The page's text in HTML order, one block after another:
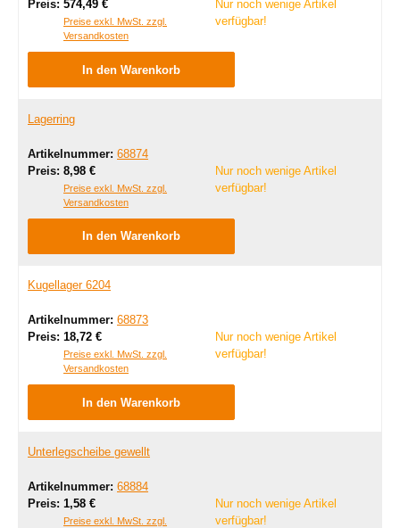
Preis: Regulärer Preis:
574,49 €
Preise exkl. MwSt. zzgl.
Versandkosten
Nur noch wenige Artikel
verfügbar!
In den Warenkorb
Lagerring
Artikelnummer: 68874
Preis: Regulärer Preis:
8,98 €
Preise exkl. MwSt. zzgl.
Versandkosten
Nur noch wenige Artikel
verfügbar!
In den Warenkorb
Kugellager 6204
Artikelnummer: 68873
Preis: Regulärer Preis:
18,72 €
Preise exkl. MwSt. zzgl.
Versandkosten
Nur noch wenige Artikel
verfügbar!
In den Warenkorb
Unterlegscheibe gewellt
Artikelnummer: 68884
Preis: Regulärer Preis:
1,58 €
Preise exkl. MwSt. zzgl.
Nur noch wenige Artikel
verfügbar!